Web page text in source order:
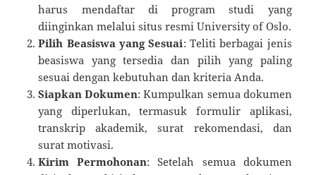
harus mendaftar di program studi yang
diinginkan melalui situs resmi University of Oslo.
Pilih Beasiswa yang Sesuai: Teliti berbagai jenis
beasiswa yang tersedia dan pilih yang paling
sesuai dengan kebutuhan dan kriteria Anda.
Siapkan Dokumen: Kumpulkan semua dokumen
yang diperlukan, termasuk formulir aplikasi,
transkrip akademik, surat rekomendasi, dan
surat motivasi.
Kirim Permohonan: Setelah semua dokumen